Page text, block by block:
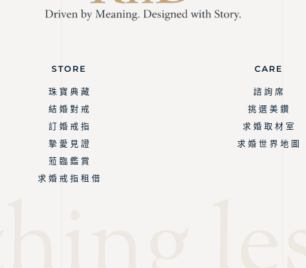
STORE
珠 寶 典 藏
結 婚 對 戒
訂 婚 戒 指
摯 愛 見 證
蒞 臨 鑑 賞
求 婚 戒 指 租 借
CARE
諮 詢 席
挑 選 美 鑽
求 婚 取 材 室
求 婚 世 界 地 圖